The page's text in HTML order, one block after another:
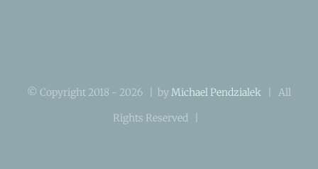
© Copyright 2018 - 2026 | byMichael Pendzialek | All
Rights Reserved |